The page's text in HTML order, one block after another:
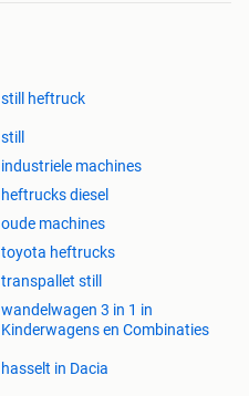
still heftruck
still
industriele machines
heftrucks diesel
oude machines
toyota heftrucks
transpallet still
wandelwagen 3 in 1 in
Kinderwagens en Combinaties
hasselt in Dacia